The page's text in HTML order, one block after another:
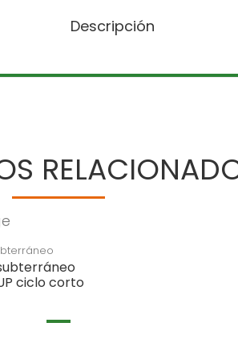
Descripción
ciclo corto